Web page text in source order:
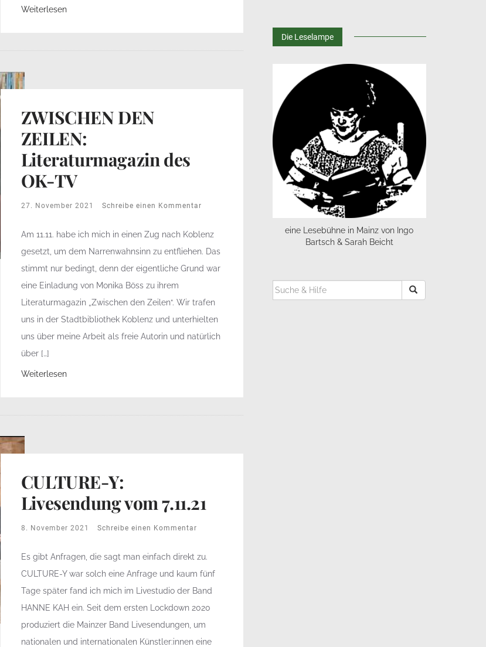
Weiterlesen
ZWISCHEN DEN
ZEILEN:
Literaturmagazin des
OK-TV
27. November 2021 Schreibe einen Kommentar
Am 11.11. habe ich mich in einen Zug nach Koblenz
gesetzt, um dem Narrenwahnsinn zu entfliehen. Das
stimmt nur bedingt, denn der eigentliche Grund war
eine Einladung von Monika Böss zu ihrem
Literaturmagazin „Zwischen den Zeilen“. Wir trafen
uns in der Stadtbibliothek Koblenz und unterhielten
uns über meine Arbeit als freie Autorin und natürlich
über […]
Weiterlesen
CULTURE-Y:
Livesendung vom 7.11.21
8. November 2021 Schreibe einen Kommentar
Es gibt Anfragen, die sagt man einfach direkt zu.
CULTURE-Y war solch eine Anfrage und kaum fünf
Tage später fand ich mich im Livestudio der Band
HANNE KAH ein. Seit dem ersten Lockdown 2020
produziert die Mainzer Band Livesendungen, um
nationalen und internationalen Künstler:innen eine
Die Leselampe
eine Lesebühne in Mainz von Ingo
Bartsch & Sarah Beicht
SUCHEN
NACH: